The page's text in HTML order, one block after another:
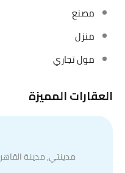
مصنع
منزل
مول تجاري
العقارات المميزة
مدينتي, مدينة القاهرة